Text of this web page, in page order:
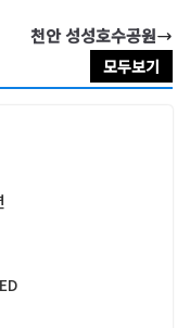
천안 성성호수공원
모두보기